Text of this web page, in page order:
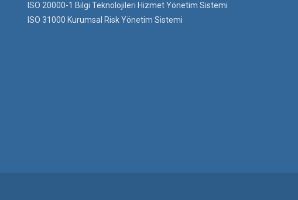
ISO 20000-1 Bilgi Teknolojileri Hizmet Yönetim Sistemi
ISO 31000 Kurumsal Risk Yönetim Sistemi